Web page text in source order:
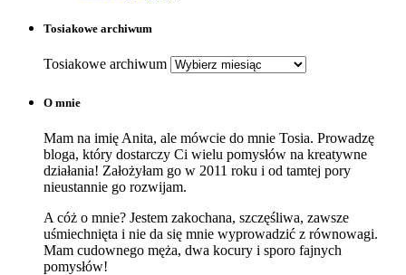
Tosiakowe archiwum
Tosiakowe archiwum
O mnie
Mam na imię Anita, ale mówcie do mnie Tosia. Prowadzę
bloga, który dostarczy Ci wielu pomysłów na kreatywne
działania! Założyłam go w 2011 roku i od tamtej pory
nieustannie go rozwijam.
A cóż o mnie? Jestem zakochana, szczęśliwa, zawsze
uśmiechnięta i nie da się mnie wyprowadzić z równowagi.
Mam cudownego męża, dwa kocury i sporo fajnych
pomysłów!